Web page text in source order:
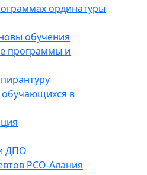
ординатуры
обучения
программы и
в
ДПО
РСО-Алания